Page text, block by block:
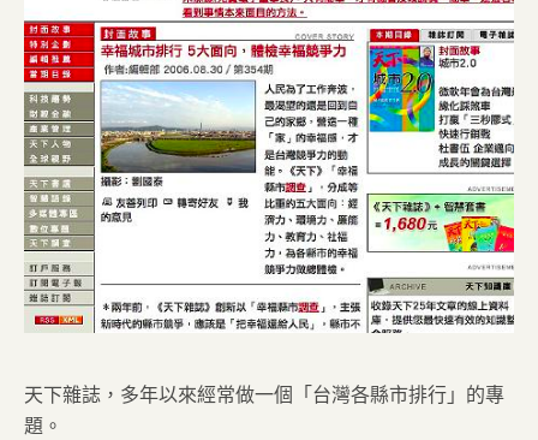
天下雜誌，多年以來經常做一個「台灣各縣市排行」的專
題。